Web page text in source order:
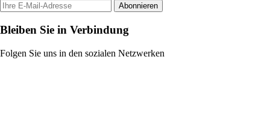
Abonnieren
Bleiben Sie in Verbindung
Folgen Sie uns in den sozialen Netzwerken